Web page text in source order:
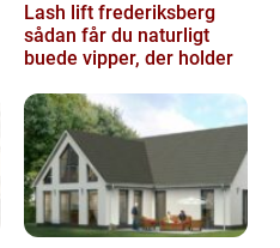
Lash lift frederiksberg
sådan får du naturligt
buede vipper, der holder